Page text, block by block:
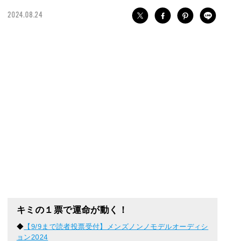
2024.08.24
キミの１票で運命が動く！
◆ 【9/9まで読者投票受付】メンズノンノモデルオーディシ
ョン2024